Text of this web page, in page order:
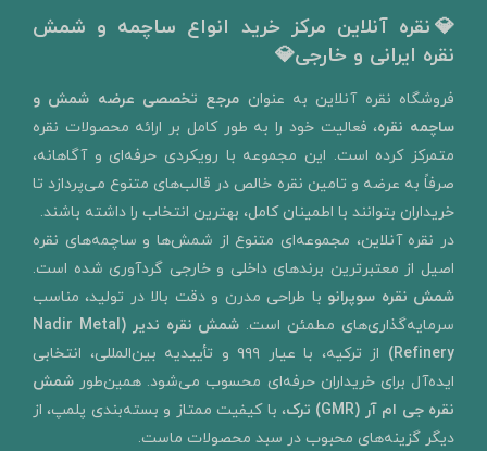
💎نقره آنلاین مرکز خرید انواع ساچمه و شمش
نقره ایرانی و خارجی💎
​فروشگاه نقره آنلاین به‌ عنوان مرجع تخصصی عرضه شمش و
ساچمه نقره، فعالیت خود را به‌ طور کامل بر ارائه محصولات نقره
متمرکز کرده است. این مجموعه با رویکردی حرفه‌ای و آگاهانه،
صرفاً به عرضه و تامین نقره خالص در قالب‌های متنوع می‌پردازد تا
خریداران بتوانند با اطمینان کامل، بهترین انتخاب را داشته باشند.
در نقره آنلاین، مجموعه‌ای متنوع از شمش‌ها و ساچمه‌های نقره
اصیل از معتبرترین برندهای داخلی و خارجی گردآوری شده است.
شمش نقره سوپرانو با طراحی مدرن و دقت بالا در تولید، مناسب
سرمایه‌گذاری‌های مطمئن است. شمش نقره ندیر
(Nadir Metal
Refinery)
از ترکیه، با عیار ۹۹۹ و تأییدیه بین‌المللی، انتخابی
ایده‌آل برای خریداران حرفه‌ای محسوب می‌شود. همین‌طور شمش
نقره جی ام آر (GMR) ترک
، با کیفیت ممتاز و بسته‌بندی پلمپ، از
دیگر گزینه‌های محبوب در سبد محصولات ماست.